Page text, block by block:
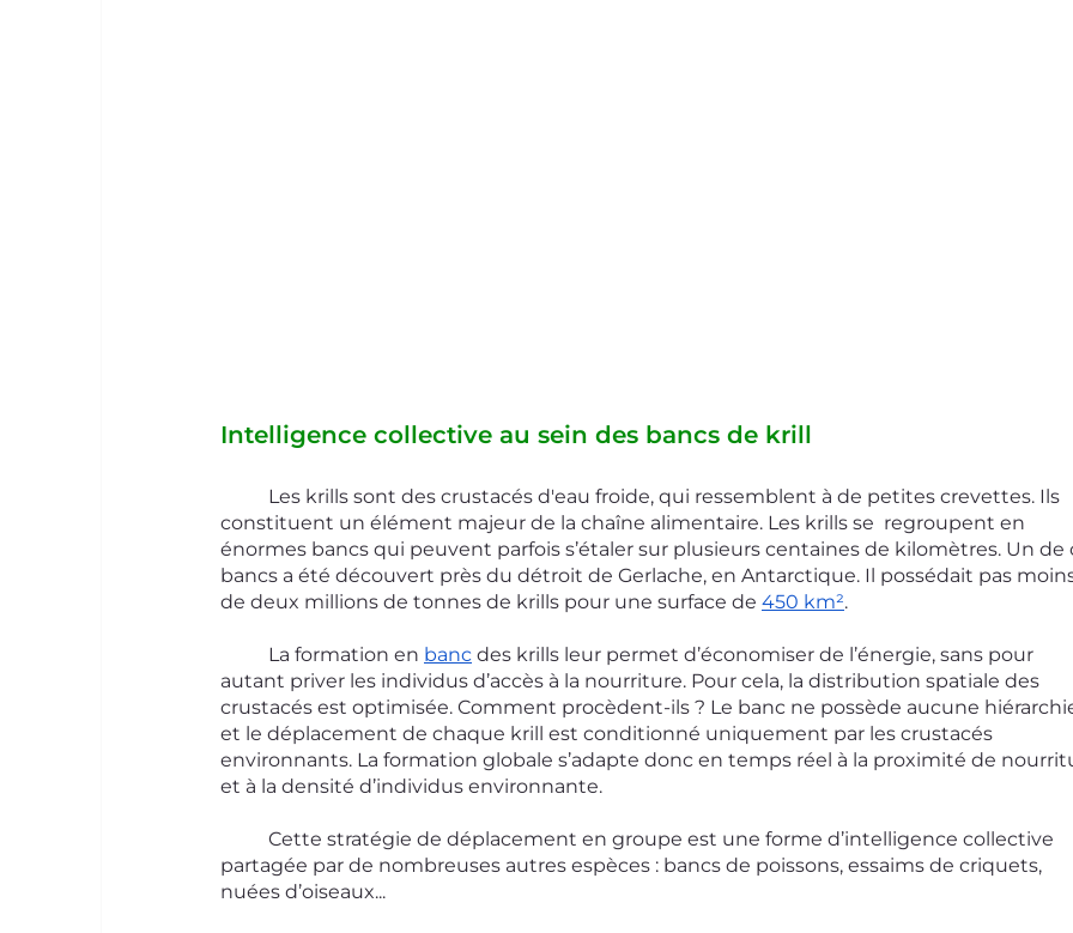
Intelligence collective au sein des bancs de krill
constituent un élément majeur de la chaîne alimentaire. Les krills se  regroupent en
énormes bancs qui peuvent parfois s’étaler sur plusieurs centaines de kilomètres. Un de
bancs a été découvert près du détroit de Gerlache, en Antarctique. Il possédait pas
de deux millions de tonnes de krills pour une surface de 450 km².
	La formation en
banc des krills leur permet d’économiser de l’énergie, sans pour
autant priver les individus d’accès à la nourriture. Pour cela, la distribution spatiale des
crustacés est optimisée. Comment procèdent-ils ? Le banc ne possède aucune
et le déplacement de chaque krill est conditionné uniquement par les crustacés
environnants. La formation globale s’adapte donc en temps réel à la proximité de
et à la densité d’individus environnante.
partagée par de nombreuses autres espèces : bancs de poissons, essaims de criquets,
nuées d’oiseaux...